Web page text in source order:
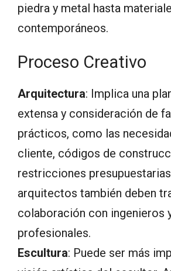
piedra y metal hasta
contemporáneos.
Proceso Creativo
Arquitectura: Implica una
extensa y consideración de
prácticos, como las
cliente, códigos de
restricciones
arquitectos también deben
colaboración con ingenieros
profesionales.
Escultura: Puede ser más